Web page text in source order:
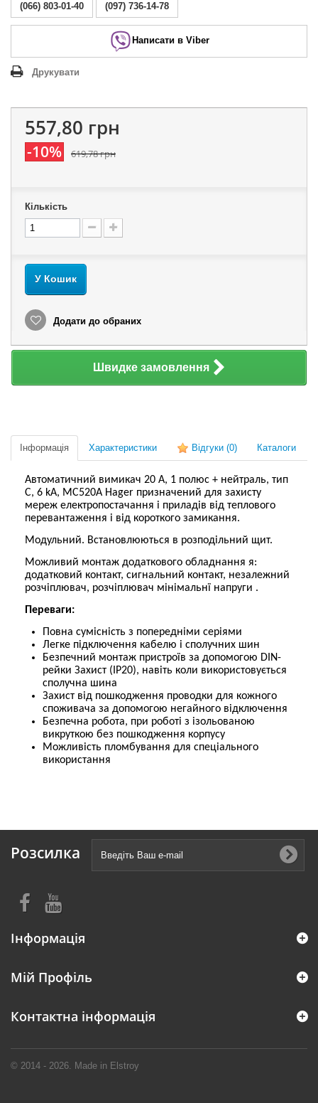
(066) 803-01-40 (097) 736-14-78
Написати в Viber
Друкувати
557,80 грн
-10% 619,78 грн
Кількість
У Кошик
Додати до обраних
Швидке замовлення
Інформація Характеристики Відгуки (0) Каталоги
Автоматичний вимикач 20 А, 1 полюс + нейтраль, тип
C, 6 kA, MC520A Hager призначений для захисту
мереж електропостачання і приладів від теплового
перевантаження і від короткого замикання.
Модульний. Встановлюються в розподільний щит.
Можливий монтаж додаткового обладнання я:
додатковий контакт, сигнальний контакт, незалежний
розчіплювач, розчіплювач мінімальнї напруги .
Переваги:
Повна сумісність з попередніми серіями
Легке підключення кабелю і сполучних шин
Безпечний монтаж пристроїв за допомогою DIN-
рейки Захист (IP20), навіть коли використовується
сполучна шина
Захист від пошкодження проводки для кожного
споживача за допомогою негайного відключення
Безпечна робота, при роботі з ізольованою
викруткою без пошкодження корпусу
Можливість пломбування для спеціального
використання
Розсилка
Інформація
© 2014 - 2026. Made in Elstroy
Мій Профіль
Контактна інформація